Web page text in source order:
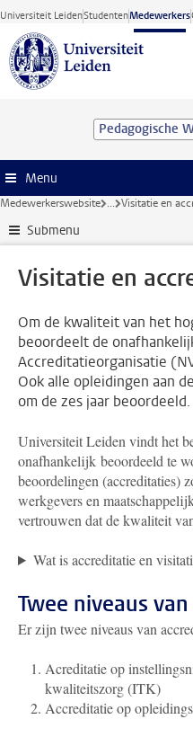
Ga direct naar de inhoud
Universiteit LeidenStudentenMedewerkers
Pedagogische
Menu
Medewerkerswebsite ... Visitatie en
Submenu
Visitatie en
Om de kwaliteit van het
beoordeelt de
Accreditatieorganisatie
Ook alle opleidingen aan
om de zes jaar beoordeeld.
Universiteit Leiden vindt het
onafhankelijk beoordeeld te
beoordelingen (accreditaties)
werkgevers en
vertrouwen dat de kwaliteit
Wat is accreditatie en
Twee niveaus
Er zijn twee niveaus van
Acreditatie op
kwaliteitszorg (ITK)
Accreditatie op